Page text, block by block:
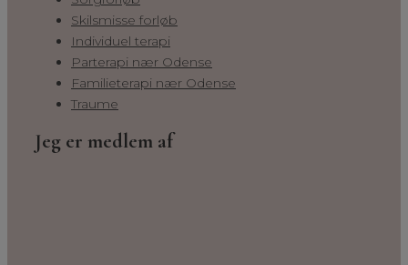
Skilsmisse forløb
Individuel terapi
Parterapi nær Odense
Familieterapi nær Odense
Traume
Jeg er medlem af